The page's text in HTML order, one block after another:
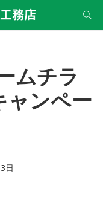
ムチラ
ンペー
日